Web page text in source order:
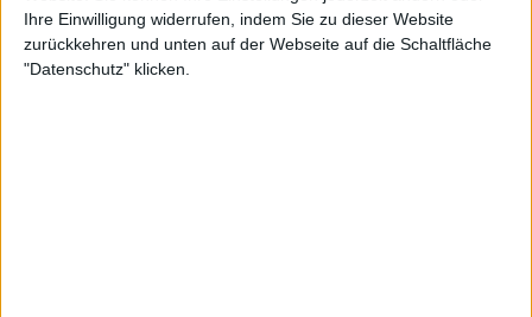
Ihre Einwilligung widerrufen, indem Sie zu dieser Website
zurückkehren und unten auf der Webseite auf die Schaltfläche
"Datenschutz" klicken.
eher auf einem Biker-Treff als im CBGB. Vielen guten
Ideen wird ihr Potential entweder durch einen